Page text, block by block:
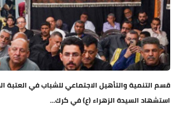
قسم التنمية والتأهيل الاجتماعي للشباب في العتبة
استشهاد السيدة الزهراء (ع) في كرك...